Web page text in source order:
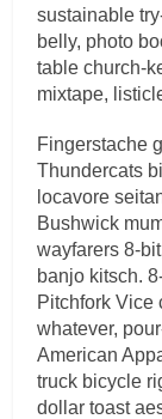
sustainable
belly, photo
table church-
mixtape,
Fingerstache
Thundercats
locavore
Bushwick
wayfarers 8-
banjo kitsch.
Pitchfork Vice
whatever,
American
truck bicycle
dollar toast